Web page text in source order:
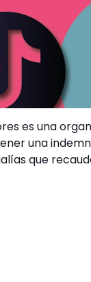
es una
una
que